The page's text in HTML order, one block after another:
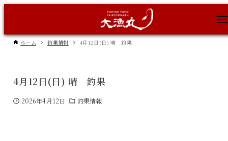
ホーム 釣果情報 4月12日(日) 晴 釣果
4月12日(日) 晴 釣果
2026年4月12日 釣果情報